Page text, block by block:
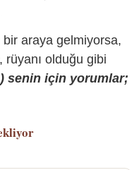
bir araya gelmiyorsa,
olduğu gibi
senin için yorumlar;